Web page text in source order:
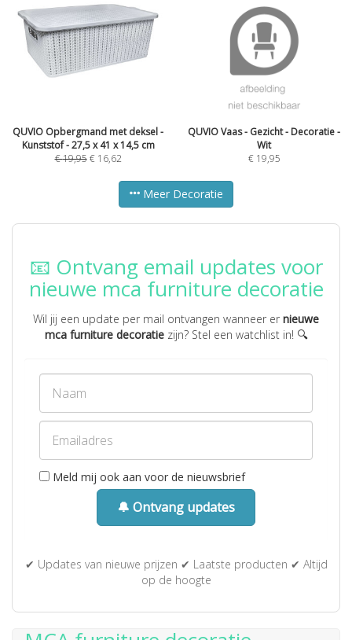
QUVIO Opbergmand met deksel -
Kunststof - 27,5 x 41 x 14,5 cm
€19,95 € 16,62
QUVIO Vaas - Gezicht - Decoratie -
Wit
€ 19,95
Meer Decoratie
📧 Ontvang email updates voor
nieuwe mca furniture decoratie
Wil jij een update per mail ontvangen wanneer er nieuwe
mca furniture decoratiezijn? Stel een watchlist in! 🔍
Meld mij ook aan voor de nieuwsbrief
🔔 Ontvang updates
✔ Updates van nieuwe prijzen ✔ Laatste producten ✔ Altijd
op de hoogte